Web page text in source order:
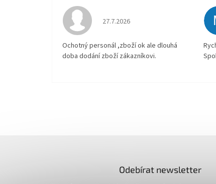
Hodnocení obchodu je 4 z 5
27.7.2026
Ochotný personál ,zboží ok ale dlouhá
doba dodání zboží zákazníkovi.
Odebírat newsletter